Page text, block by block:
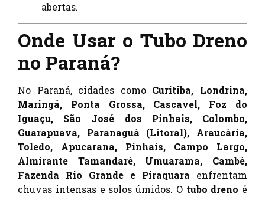
abertas.
Onde Usar o Tubo Dreno
no Paraná?
No Paraná, cidades como Curitiba, Londrina,
Maringá, Ponta Grossa, Cascavel, Foz do
Iguaçu, São José dos Pinhais, Colombo,
Guarapuava, Paranaguá (Litoral), Araucária,
Toledo, Apucarana, Pinhais, Campo Largo,
Almirante Tamandaré, Umuarama, Cambé,
Fazenda Rio Grande e Piraquara enfrentam
chuvas intensas e solos úmidos. O tubo dreno é